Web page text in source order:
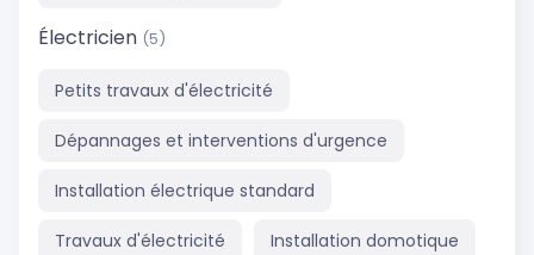
Électricien (5)
Petits travaux d'électricité
Dépannages et interventions d'urgence
Installation électrique standard
Travaux d'électricité Installation domotique